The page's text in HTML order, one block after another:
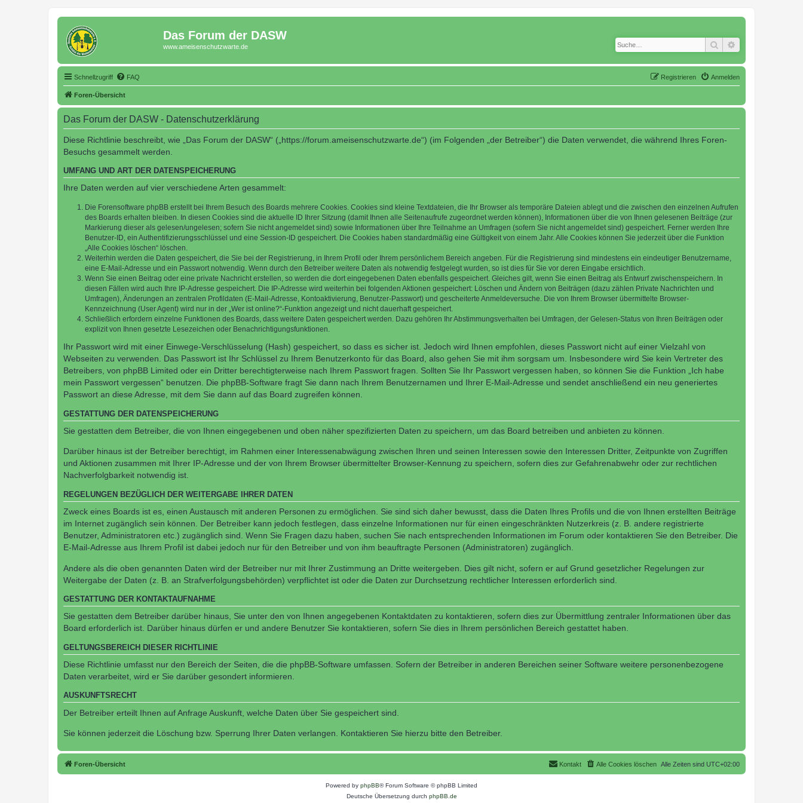
Das Forum der DASW
www.ameisenschutzwarte.de Suche
Schnellzugriff FAQ Anmelden
Registrieren
Foren-Übersicht
Das Forum der DASW - Datenschutzerklärung
Diese Richtlinie beschreibt, wie „Das Forum der DASW“ („https://forum.ameisenschutzwarte.de“) (im Folgenden „der Betreiber“) die Daten verwendet, die während Ihres Foren-
Besuchs gesammelt werden.
UMFANG UND ART DER DATENSPEICHERUNG
Ihre Daten werden auf vier verschiedene Arten gesammelt:
Die Forensoftware phpBB erstellt bei Ihrem Besuch des Boards mehrere Cookies. Cookies sind kleine Textdateien, die Ihr Browser als temporäre Dateien ablegt und die zwischen den einzelnen Aufrufen
des Boards erhalten bleiben. In diesen Cookies sind die aktuelle ID Ihrer Sitzung (damit Ihnen alle Seitenaufrufe zugeordnet werden können), Informationen über die von Ihnen gelesenen Beiträge (zur
Markierung dieser als gelesen/ungelesen; sofern Sie nicht angemeldet sind) sowie Informationen über Ihre Teilnahme an Umfragen (sofern Sie nicht angemeldet sind) gespeichert. Ferner werden Ihre
Benutzer-ID, ein Authentifizierungsschlüssel und eine Session-ID gespeichert. Die Cookies haben standardmäßig eine Gültigkeit von einem Jahr. Alle Cookies können Sie jederzeit über die Funktion
„Alle Cookies löschen“ löschen.
Weiterhin werden die Daten gespeichert, die Sie bei der Registrierung, in Ihrem Profil oder Ihrem persönlichem Bereich angeben. Für die Registrierung sind mindestens ein eindeutiger Benutzername,
eine E-Mail-Adresse und ein Passwort notwendig. Wenn durch den Betreiber weitere Daten als notwendig festgelegt wurden, so ist dies für Sie vor deren Eingabe ersichtlich.
Wenn Sie einen Beitrag oder eine private Nachricht erstellen, so werden die dort eingegebenen Daten ebenfalls gespeichert. Gleiches gilt, wenn Sie einen Beitrag als Entwurf zwischenspeichern. In
diesen Fällen wird auch Ihre IP-Adresse gespeichert. Die IP-Adresse wird weiterhin bei folgenden Aktionen gespeichert: Löschen und Ändern von Beiträgen (dazu zählen Private Nachrichten und
Umfragen), Änderungen an zentralen Profildaten (E-Mail-Adresse, Kontoaktivierung, Benutzer-Passwort) und gescheiterte Anmeldeversuche. Die von Ihrem Browser übermittelte Browser-
Kennzeichnung (User Agent) wird nur in der „Wer ist online?“-Funktion angezeigt und nicht dauerhaft gespeichert.
Schließlich erfordern einzelne Funktionen des Boards, dass weitere Daten gespeichert werden. Dazu gehören Ihr Abstimmungsverhalten bei Umfragen, der Gelesen-Status von Ihren Beiträgen oder
explizit von Ihnen gesetzte Lesezeichen oder Benachrichtigungsfunktionen.
Ihr Passwort wird mit einer Einwege-Verschlüsselung (Hash) gespeichert, so dass es sicher ist. Jedoch wird Ihnen empfohlen, dieses Passwort nicht auf einer Vielzahl von
Webseiten zu verwenden. Das Passwort ist Ihr Schlüssel zu Ihrem Benutzerkonto für das Board, also gehen Sie mit ihm sorgsam um. Insbesondere wird Sie kein Vertreter des
Betreibers, von phpBB Limited oder ein Dritter berechtigterweise nach Ihrem Passwort fragen. Sollten Sie Ihr Passwort vergessen haben, so können Sie die Funktion „Ich habe
mein Passwort vergessen“ benutzen. Die phpBB-Software fragt Sie dann nach Ihrem Benutzernamen und Ihrer E-Mail-Adresse und sendet anschließend ein neu generiertes
Passwort an diese Adresse, mit dem Sie dann auf das Board zugreifen können.
GESTATTUNG DER DATENSPEICHERUNG
Sie gestatten dem Betreiber, die von Ihnen eingegebenen und oben näher spezifizierten Daten zu speichern, um das Board betreiben und anbieten zu können.
Darüber hinaus ist der Betreiber berechtigt, im Rahmen einer Interessenabwägung zwischen Ihren und seinen Interessen sowie den Interessen Dritter, Zeitpunkte von Zugriffen
und Aktionen zusammen mit Ihrer IP-Adresse und der von Ihrem Browser übermittelter Browser-Kennung zu speichern, sofern dies zur Gefahrenabwehr oder zur rechtlichen
Nachverfolgbarkeit notwendig ist.
REGELUNGEN BEZÜGLICH DER WEITERGABE IHRER DATEN
Zweck eines Boards ist es, einen Austausch mit anderen Personen zu ermöglichen. Sie sind sich daher bewusst, dass die Daten Ihres Profils und die von Ihnen erstellten Beiträge
im Internet zugänglich sein können. Der Betreiber kann jedoch festlegen, dass einzelne Informationen nur für einen eingeschränkten Nutzerkreis (z. B. andere registrierte
Benutzer, Administratoren etc.) zugänglich sind. Wenn Sie Fragen dazu haben, suchen Sie nach entsprechenden Informationen im Forum oder kontaktieren Sie den Betreiber. Die
E-Mail-Adresse aus Ihrem Profil ist dabei jedoch nur für den Betreiber und von ihm beauftragte Personen (Administratoren) zugänglich.
Andere als die oben genannten Daten wird der Betreiber nur mit Ihrer Zustimmung an Dritte weitergeben. Dies gilt nicht, sofern er auf Grund gesetzlicher Regelungen zur
Weitergabe der Daten (z. B. an Strafverfolgungsbehörden) verpflichtet ist oder die Daten zur Durchsetzung rechtlicher Interessen erforderlich sind.
GESTATTUNG DER KONTAKTAUFNAHME
Sie gestatten dem Betreiber darüber hinaus, Sie unter den von Ihnen angegebenen Kontaktdaten zu kontaktieren, sofern dies zur Übermittlung zentraler Informationen über das
Board erforderlich ist. Darüber hinaus dürfen er und andere Benutzer Sie kontaktieren, sofern Sie dies in Ihrem persönlichen Bereich gestattet haben.
GELTUNGSBEREICH DIESER RICHTLINIE
Diese Richtlinie umfasst nur den Bereich der Seiten, die die phpBB-Software umfassen. Sofern der Betreiber in anderen Bereichen seiner Software weitere personenbezogene
Daten verarbeitet, wird er Sie darüber gesondert informieren.
AUSKUNFTSRECHT
Der Betreiber erteilt Ihnen auf Anfrage Auskunft, welche Daten über Sie gespeichert sind.
Sie können jederzeit die Löschung bzw. Sperrung Ihrer Daten verlangen. Kontaktieren Sie hierzu bitte den Betreiber.
Foren-Übersicht Alle Zeiten sind UTC+02:00
Alle Cookies löschen
Kontakt
Powered by phpBB® Forum Software © phpBB Limited
Deutsche Übersetzung durch phpBB.de